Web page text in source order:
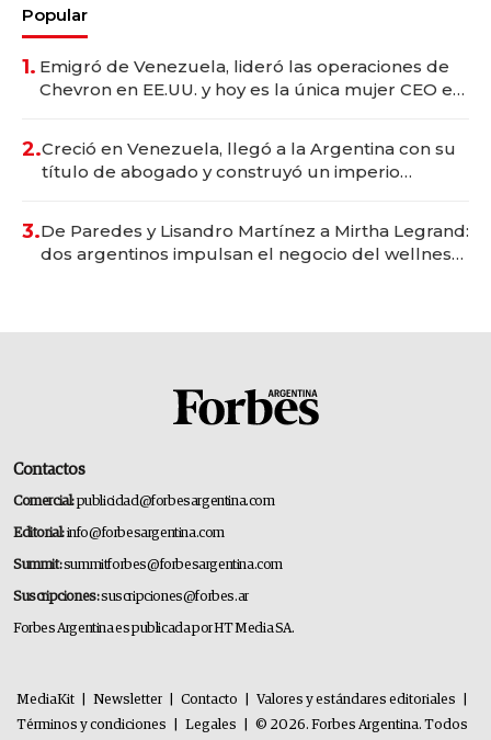
Popular
1. Emigró de Venezuela, lideró las operaciones de
Chevron en EE.UU. y hoy es la única mujer CEO en
2.Creció en Venezuela, llegó a la Argentina con su
título de abogado y construyó un imperio
3.De Paredes y Lisandro Martínez a Mirtha Legrand:
dos argentinos impulsan el negocio del wellness
Contactos
Comercial:publicidad@forbesargentina.com
Editorial:info@forbesargentina.com
Summit:summitforbes@forbesargentina.com
Suscripciones:suscripciones@forbes.ar
Forbes Argentina es publicada por HT Media SA.
MediaKit Newsletter Contacto Valores y estándares editoriales
Términos y condiciones
Legales © 2026. Forbes Argentina. Todos